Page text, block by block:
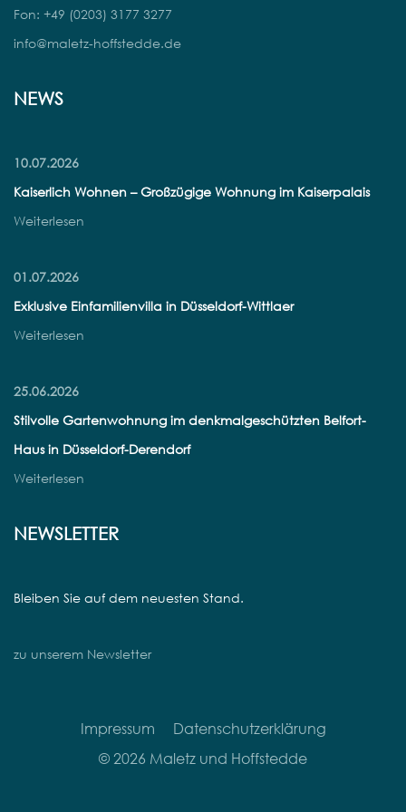
Fon: +49 (0203) 3177 3277
info@maletz-hoffstedde.de
NEWS
10.07.2026
Kaiserlich Wohnen – Großzügige Wohnung im Kaiserpalais
Weiterlesen
01.07.2026
Exklusive Einfamilienvilla in Düsseldorf-Wittlaer
Weiterlesen
25.06.2026
Stilvolle Gartenwohnung im denkmalgeschützten Belfort-
Haus in Düsseldorf-Derendorf
Weiterlesen
NEWSLETTER
Bleiben Sie auf dem neuesten Stand.
zu unserem Newsletter
Impressum
Datenschutzerklärung
© 2026 Maletz und Hoffstedde